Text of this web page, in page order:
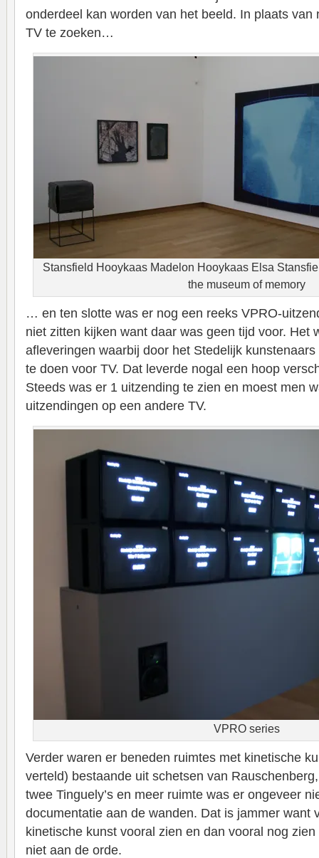
onderdeel kan worden van het beeld. In plaats van
TV te zoeken…
Stansfield Hooykaas Madelon Hooykaas Elsa
the museum of memory
… en ten slotte was er nog een reeks VPRO-
niet zitten kijken want daar was geen tijd voor. Het
afleveringen waarbij door het Stedelijk
te doen voor TV. Dat leverde nogal een hoop
Steeds was er 1 uitzending te zien en moest men
uitzendingen op een andere TV.
VPRO series
Verder waren er beneden ruimtes met kinetische
verteld) bestaande uit schetsen van
twee Tinguely’s en meer ruimte was er ongeveer
documentatie aan de wanden. Dat is jammer want
kinetische kunst vooral zien en dan vooral nog
niet aan de orde.